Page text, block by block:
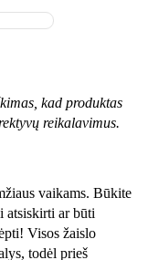
kad produktas
reikalavimus.
vaikams. Būkite
atsiskirti ar būti
Visos žaislо
todėl prieš